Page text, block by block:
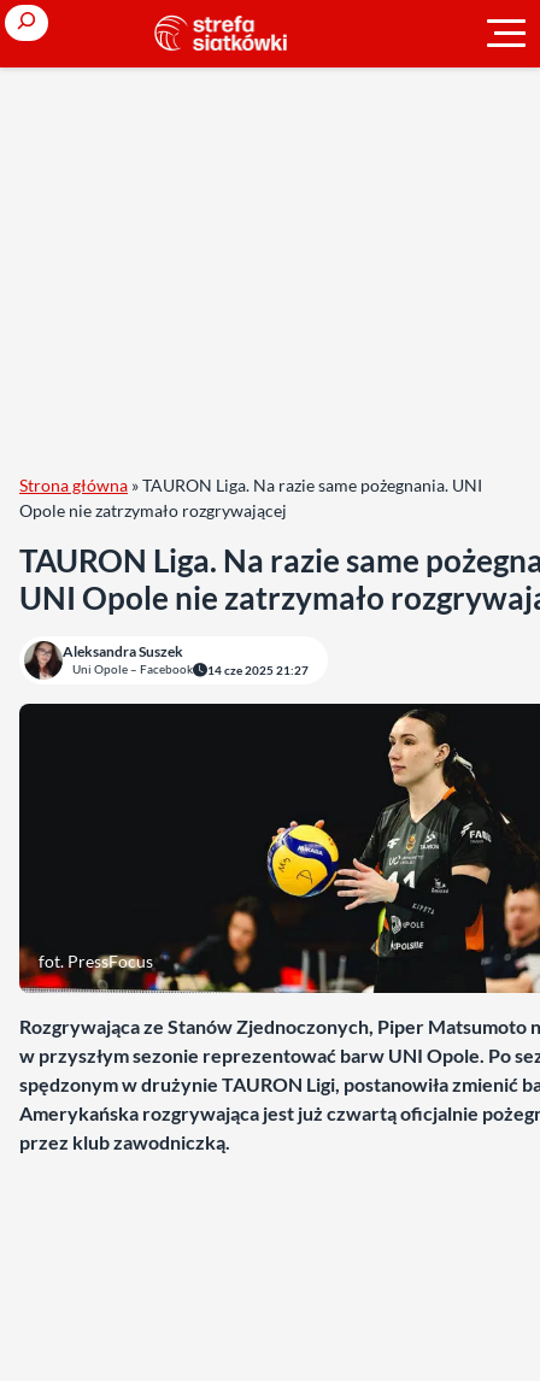
Search
Strona główna »TAURON Liga. Na razie same pożegnania. UNI
Opole nie zatrzymało rozgrywającej
TAURON Liga. Na razie same
UNI Opole nie zatrzymało
Aleksandra Suszek
Uni Opole – Facebook 14 cze 2025 21:27
fot. PressFocus
Rozgrywająca ze Stanów Zjednoczonych, Piper Matsumoto
w przyszłym sezonie reprezentować barw UNI Opole. Po
spędzonym w drużynie TAURON Ligi, postanowiła zmienić
Amerykańska rozgrywająca jest już czwartą oficjalnie
przez klub zawodniczką.